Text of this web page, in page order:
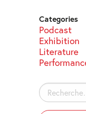
Categories
Podcast
Exhibition
Literature
Rechercher :